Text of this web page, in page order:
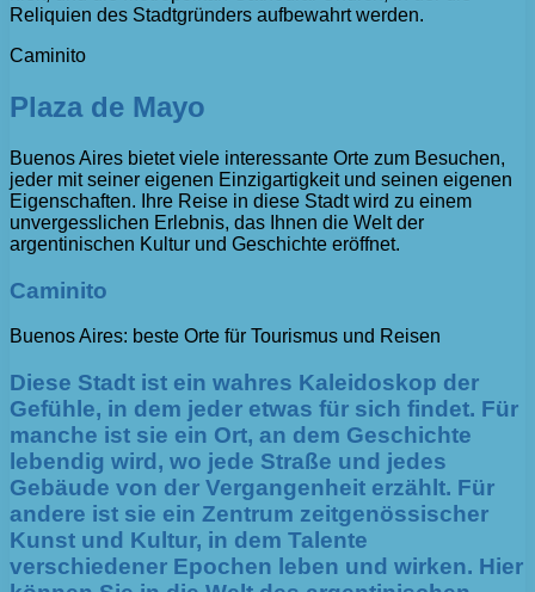
Reliquien des Stadtgründers aufbewahrt werden.
Caminito
Plaza de Mayo
Buenos Aires bietet viele interessante Orte zum Besuchen,
jeder mit seiner eigenen Einzigartigkeit und seinen eigenen
Eigenschaften. Ihre Reise in diese Stadt wird zu einem
unvergesslichen Erlebnis, das Ihnen die Welt der
argentinischen Kultur und Geschichte eröffnet.
Caminito
Buenos Aires: beste Orte für Tourismus und Reisen
Diese Stadt ist ein wahres Kaleidoskop der
Gefühle, in dem jeder etwas für sich findet. Für
manche ist sie ein Ort, an dem Geschichte
lebendig wird, wo jede Straße und jedes
Gebäude von der Vergangenheit erzählt. Für
andere ist sie ein Zentrum zeitgenössischer
Kunst und Kultur, in dem Talente
verschiedener Epochen leben und wirken. Hier